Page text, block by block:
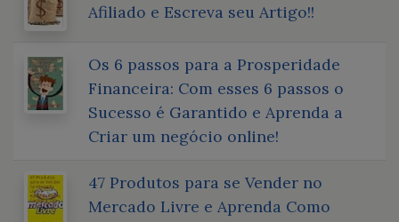
Afiliado e Escreva seu Artigo!!
Os 6 passos para a Prosperidade
Financeira: Com esses 6 passos o
Sucesso é Garantido e Aprenda a
Criar um negócio online!
47 Produtos para se Vender no
Mercado Livre e Aprenda Como